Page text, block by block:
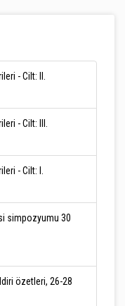
- Cilt: II.
- Cilt: III.
- Cilt: I.
simpozyumu 30
özetleri, 26-28